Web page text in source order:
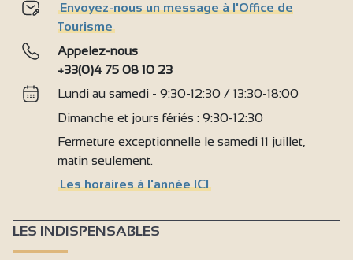
Envoyez-nous un message à l'Office de
Tourisme
Appelez-nous
+33(0)4 75 08 10 23
Lundi au samedi - 9:30-12:30 / 13:30-18:00
Dimanche et jours fériés : 9:30-12:30
Fermeture exceptionnelle le samedi 11 juillet,
matin seulement.
Les horaires à l'année ICI
LES INDISPENSABLES